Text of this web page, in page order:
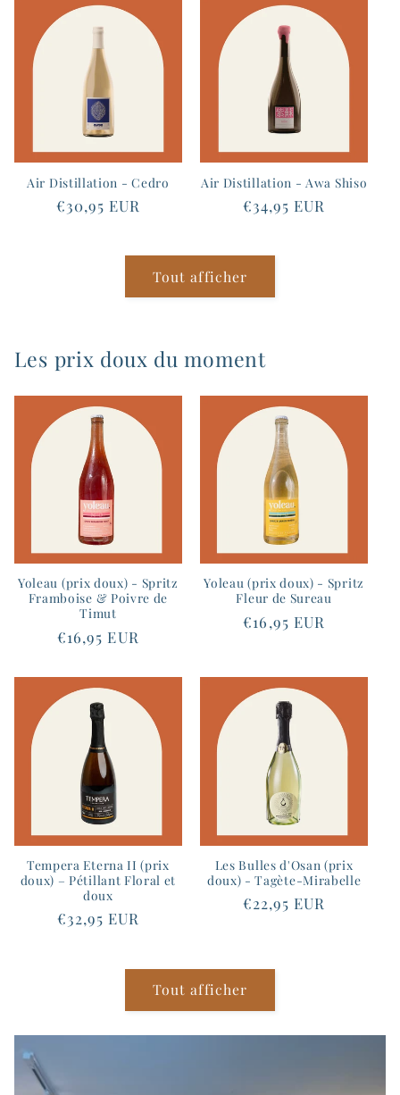
Air Distillation - Cedro
Prix
€30,95 EUR
Air Distillation - Awa Shiso
Prix
€34,95 EUR
Tout afficher
Les prix doux du moment
Yoleau (prix doux) - Spritz
Framboise & Poivre de
Timut
Prix
€16,95 EUR
Yoleau (prix doux) - Spritz
Fleur de Sureau
Prix
€16,95 EUR
Tempera Eterna II (prix
doux) – Pétillant Floral et
doux
Prix
€32,95 EUR
Les Bulles d'Osan (prix
doux) - Tagète-Mirabelle
Prix
€22,95 EUR
Tout afficher